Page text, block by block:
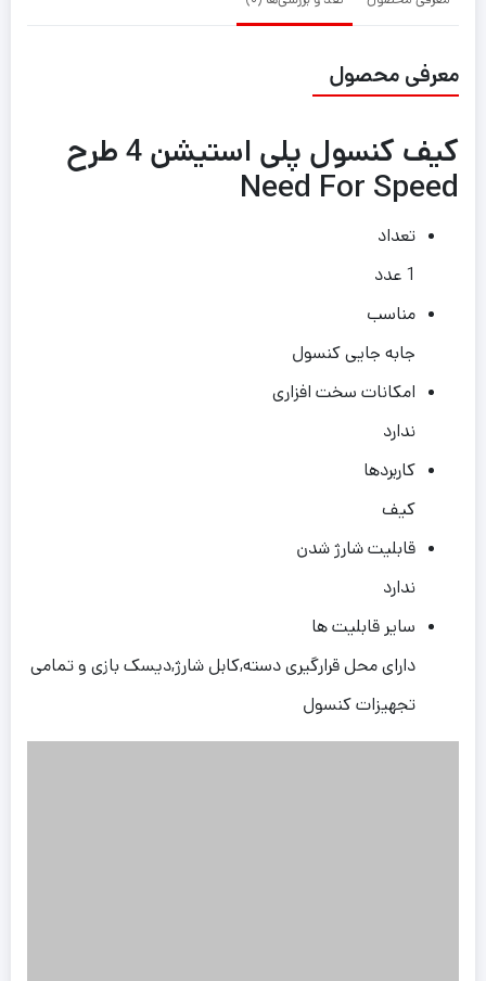
معرفی محصول
کیف کنسول پلی استیشن 4 طرح
Need For Speed
تعداد
1 عدد
مناسب
جابه جایی کنسول
امکانات سخت افزاری
ندارد
کاربردها
کیف
قابلیت شارژ شدن
ندارد
سایر قابلیت ها
دارای محل قرارگیری دسته,کابل شارژ,دیسک بازی و تمامی
تجهیزات کنسول